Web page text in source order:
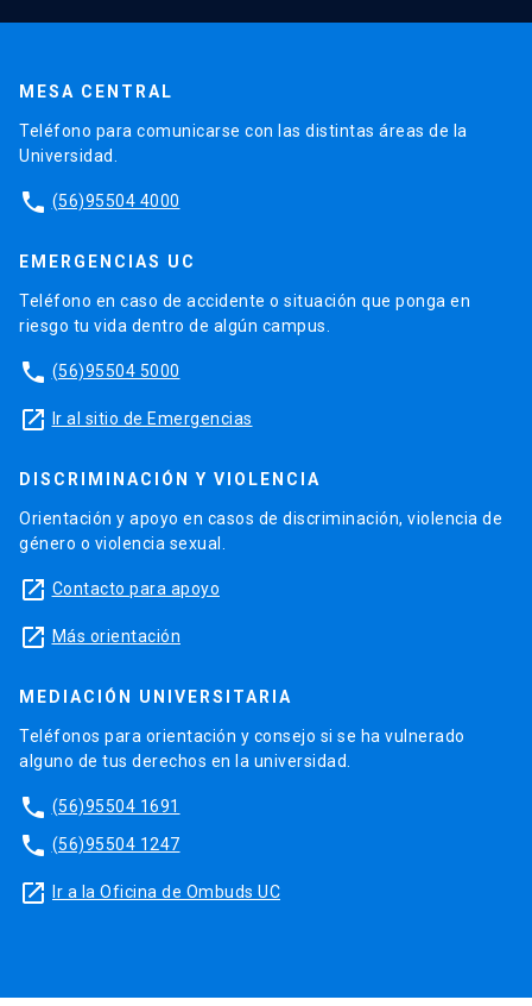
MESA CENTRAL
Teléfono para comunicarse con las distintas áreas de la
Universidad.
phone (56)95504 4000
EMERGENCIAS UC
Teléfono en caso de accidente o situación que ponga en
riesgo tu vida dentro de algún campus.
phone (56)95504 5000
launch Ir al sitio de Emergencias
DISCRIMINACIÓN Y VIOLENCIA
Orientación y apoyo en casos de discriminación, violencia de
género o violencia sexual.
launch Contacto para apoyo
launch Más orientación
MEDIACIÓN UNIVERSITARIA
Teléfonos para orientación y consejo si se ha vulnerado
alguno de tus derechos en la universidad.
phone (56)95504 1691
phone (56)95504 1247
launch Ir a la Oficina de Ombuds UC